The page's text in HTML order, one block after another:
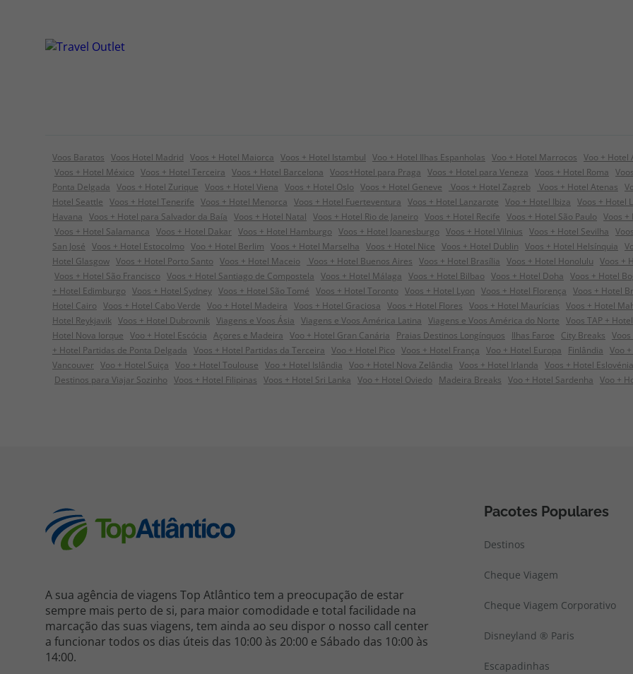
Voos Baratos Voos Hotel Madrid Voos + Hotel Maiorca Voos + Hotel Istambul Voo + Hotel Ilhas Espanholas Voo + Hotel Marrocos Voo + Hotel
Voos + Hotel México Voos + Hotel Terceira Voos + Hotel Barcelona Voos+Hotel para Praga Voos + Hotel para Veneza Voos + Hotel Roma
Ponta Delgada Voos + Hotel Zurique Voos + Hotel Viena Voos + Hotel Oslo Voos + Hotel Geneve Voos + Hotel Zagreb Voos + Hotel Atenas
Hotel Seattle Voos + Hotel Tenerife Voos + Hotel Menorca Voos + Hotel Fuerteventura Voos + Hotel Lanzarote Voo + Hotel Ibiza Voos + Hotel
Havana Voos + Hotel para Salvador da Baía Voos + Hotel Natal Voos + Hotel Rio de Janeiro Voos + Hotel Recife Voos + Hotel São Paulo Voos +
Voos + Hotel Salamanca Voos + Hotel Dakar Voos + Hotel Hamburgo Voos + Hotel Joanesburgo Voos + Hotel Vilnius Voos + Hotel Sevilha
San José Voos + Hotel Estocolmo Voo + Hotel Berlim Voos + Hotel Marselha Voos + Hotel Nice Voos + Hotel Dublin Voos + Hotel Helsínquia
Hotel Glasgow Voos + Hotel Porto Santo Voos + Hotel Maceio Voos + Hotel Buenos Aires Voos + Hotel Brasília Voos + Hotel Honolulu Voos +
Voos + Hotel São Francisco Voos + Hotel Santiago de Compostela Voos + Hotel Málaga Voos + Hotel Bilbao Voos + Hotel Doha Voos + Hotel
+ Hotel Edimburgo Voos + Hotel Sydney Voos + Hotel São Tomé Voos + Hotel Toronto Voos + Hotel Lyon Voos + Hotel Florença Voos + Hotel
Hotel Cairo Voos + Hotel Cabo Verde Voo + Hotel Madeira Voos + Hotel Graciosa Voos + Hotel Flores Voos + Hotel Maurícias Voos + Hotel
Hotel Reykjavik Voos + Hotel Dubrovnik Viagens e Voos Ásia Viagens e Voos América Latina Viagens e Voos América do Norte Voos TAP + Hotel
Hotel Nova Iorque Voo + Hotel Escócia Açores e Madeira Voo + Hotel Gran Canária Praias Destinos Longínquos Ilhas Faroe City Breaks
+ Hotel Partidas de Ponta Delgada Voos + Hotel Partidas da Terceira Voo + Hotel Pico Voos + Hotel França Voo + Hotel Europa Finlândia Voo
Vancouver Voo + Hotel Suiça Voo + Hotel Toulouse Voo + Hotel Islândia Voo + Hotel Nova Zelândia Voos + Hotel Irlanda Voos + Hotel Eslovénia
Destinos para Viajar Sozinho Voos + Hotel Filipinas Voos + Hotel Sri Lanka Voo + Hotel Oviedo Madeira Breaks Voo + Hotel Sardenha Voo +
A sua agência de viagens Top Atlântico tem a preocupação de estar
sempre mais perto de si, para maior comodidade e total facilidade na
marcação das suas viagens, tem ainda ao seu dispor o nosso call center
a funcionar todos os dias úteis das 10:00 às 20:00 e Sábado das 10:00 às
14:00.
Pacotes Populares
Destinos
Cheque Viagem
Cheque Viagem Corporativo
Disneyland ® Paris
Escapadinhas